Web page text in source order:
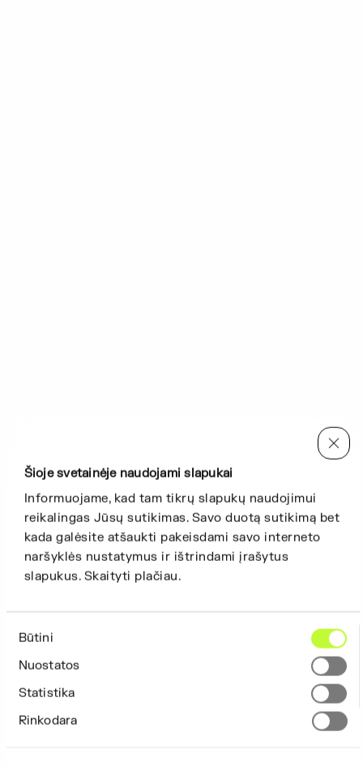
Šioje svetainėje naudojami slapukai
Informuojame, kad tam tikrų slapukų naudojimui
reikalingas Jūsų sutikimas. Savo duotą sutikimą bet
kada galėsite atšaukti pakeisdami savo interneto
naršyklės nustatymus ir ištrindami įrašytus
slapukus. Skaityti plačiau.
Sutikimo
Būtini
Nuostatos
Statistika
Rinkodara